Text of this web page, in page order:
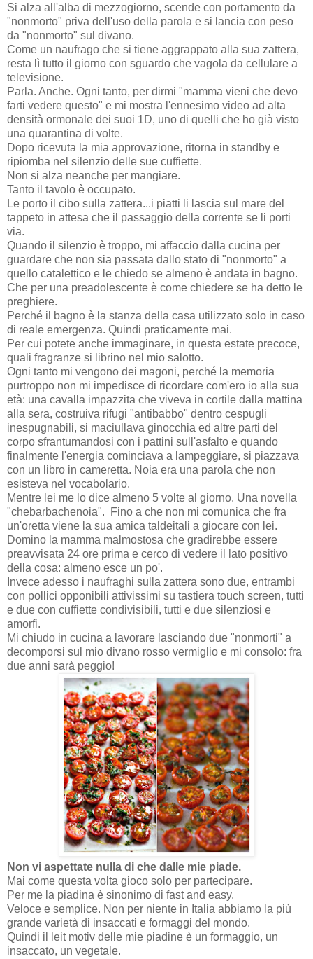
Si alza all'alba di mezzogiorno, scende con portamento da
"nonmorto" priva dell'uso della parola e si lancia con peso
da "nonmorto" sul divano.
Come un naufrago che si tiene aggrappato alla sua zattera,
resta lì tutto il giorno con sguardo che vagola da cellulare a
televisione.
Parla. Anche. Ogni tanto, per dirmi "mamma vieni che devo
farti vedere questo" e mi mostra l'ennesimo video ad alta
densità ormonale dei suoi 1D, uno di quelli che ho già visto
una quarantina di volte.
Dopo ricevuta la mia approvazione, ritorna in standby e
ripiomba nel silenzio delle sue cuffiette.
Non si alza neanche per mangiare.
Tanto il tavolo è occupato.
Le porto il cibo sulla zattera...i piatti li lascia sul mare del
tappeto in attesa che il passaggio della corrente se li porti
via.
Quando il silenzio è troppo, mi affaccio dalla cucina per
guardare che non sia passata dallo stato di "nonmorto" a
quello catalettico e le chiedo se almeno è andata in bagno.
Che per una preadolescente è come chiedere se ha detto le
preghiere.
Perché il bagno è la stanza della casa utilizzato solo in caso
di reale emergenza. Quindi praticamente mai.
Per cui potete anche immaginare, in questa estate precoce,
quali fragranze si librino nel mio salotto.
Ogni tanto mi vengono dei magoni, perché la memoria
purtroppo non mi impedisce di ricordare com'ero io alla sua
età: una cavalla impazzita che viveva in cortile dalla mattina
alla sera, costruiva rifugi "antibabbo" dentro cespugli
inespugnabili, si maciullava ginocchia ed altre parti del
corpo sfrantumandosi con i pattini sull'asfalto e quando
finalmente l'energia cominciava a lampeggiare, si piazzava
con un libro in cameretta. Noia era una parola che non
esisteva nel vocabolario.
Mentre lei me lo dice almeno 5 volte al giorno. Una novella
"chebarbachenoia". Fino a che non mi comunica che fra
un'oretta viene la sua amica taldeitali a giocare con lei.
Domino la mamma malmostosa che gradirebbe essere
preavvisata 24 ore prima e cerco di vedere il lato positivo
della cosa: almeno esce un po'.
Invece adesso i naufraghi sulla zattera sono due, entrambi
con pollici opponibili attivissimi su tastiera touch screen, tutti
e due con cuffiette condivisibili, tutti e due silenziosi e
amorfi.
Mi chiudo in cucina a lavorare lasciando due "nonmorti" a
decomporsi sul mio divano rosso vermiglio e mi consolo: fra
due anni sarà peggio!
Non vi aspettate nulla di che dalle mie piade.
Mai come questa volta gioco solo per partecipare.
Per me la piadina è sinonimo di fast and easy.
Veloce e semplice. Non per niente in Italia abbiamo la più
grande varietà di insaccati e formaggi del mondo.
Quindi il leit motiv delle mie piadine è un formaggio, un
insaccato, un vegetale.